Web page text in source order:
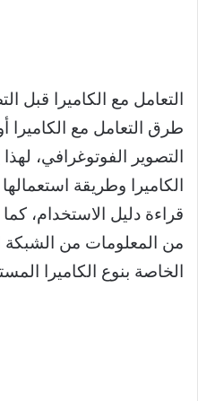
التعامل مع الكاميرا قبل
طرق التعامل مع
التصوير الفوتوغرافي،
الكاميرا وطريقة
قراءة دليل الاستخدام،
من المعلومات من الشبكة
الخاصة بنوع الكاميرا